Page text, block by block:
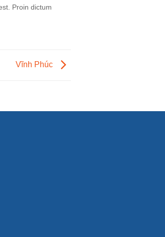
Proin dictum
Vĩnh Phúc